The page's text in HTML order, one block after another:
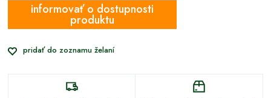
informovať o dostupnosti
produktu
pridať do zoznamu želaní